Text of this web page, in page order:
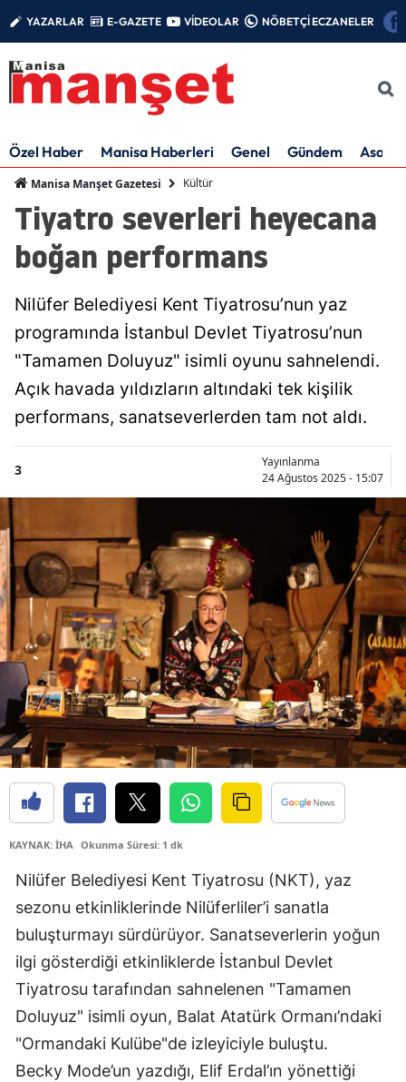
YAZARLAR E-GAZETE VİDEOLAR NÖBETÇİ ECZANELER
Özel Haber Manisa Haberleri Genel Gündem Asayiş
Manisa Manşet Gazetesi Kültür
Tiyatro severleri heyecana
boğan performans
Nilüfer Belediyesi Kent Tiyatrosu’nun yaz
programında İstanbul Devlet Tiyatrosu’nun
"Tamamen Doluyuz" isimli oyunu sahnelendi.
Açık havada yıldızların altındaki tek kişilik
performans, sanatseverlerden tam not aldı.
3
Yayınlanma
24 Ağustos 2025 - 15:07
KAYNAK: İHA Okunma Süresi: 1 dk
Nilüfer Belediyesi Kent Tiyatrosu (NKT), yaz
sezonu etkinliklerinde Nilüferliler’i sanatla
buluşturmayı sürdürüyor. Sanatseverlerin yoğun
ilgi gösterdiği etkinliklerde İstanbul Devlet
Tiyatrosu tarafından sahnelenen "Tamamen
Doluyuz" isimli oyun, Balat Atatürk Ormanı’ndaki
"Ormandaki Kulübe"de izleyiciyle buluştu.
Becky Mode’un yazdığı, Elif Erdal’ın yönettiği